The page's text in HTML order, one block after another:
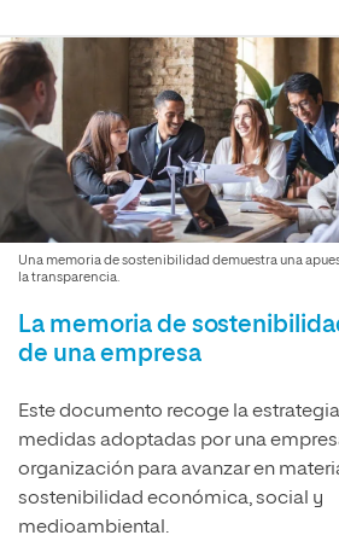
Facultad de Artes y Ciencias
Sociales
Escuela de Doctorado
Una memoria de sostenibilidad demuestra una
la transparencia.
La memoria de
de una empresa
Este documento recoge la
medidas adoptadas por una
organización para avanzar en
sostenibilidad económica, social y
medioambiental.